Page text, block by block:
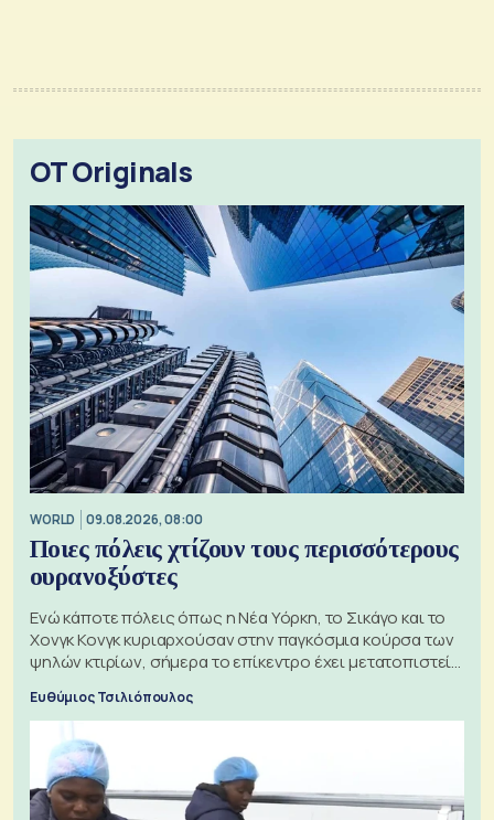
OT Originals
WORLD 09.08.2026, 08:00
Ποιες πόλεις χτίζουν τους περισσότερους
ουρανοξύστες
Ενώ κάποτε πόλεις όπως η Νέα Υόρκη, το Σικάγο και το
Χονγκ Κονγκ κυριαρχούσαν στην παγκόσμια κούρσα των
ψηλών κτιρίων, σήμερα το επίκεντρο έχει μετατοπιστεί
Ευθύμιος Τσιλιόπουλος